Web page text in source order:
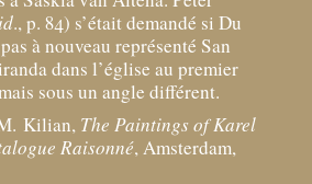
., p. 84) s’était demandé si Du
à nouveau représenté San
dans l’église au premier
sous un angle différent.
Kilian, The Paintings of Karel
Raisonné, Amsterdam,